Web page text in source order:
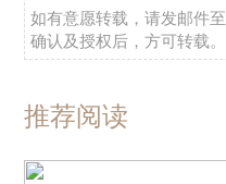
如有意愿转载，请发邮件至
确认及授权后，方可转载。
推荐阅读